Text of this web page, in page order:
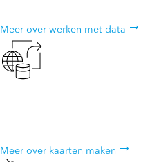
Meer over werken met data
Meer over kaarten maken